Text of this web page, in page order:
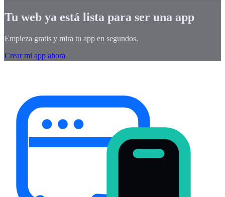
Tu web ya está lista para ser una app
Empieza gratis y mira tu app en segundos.
Crear mi app ahora